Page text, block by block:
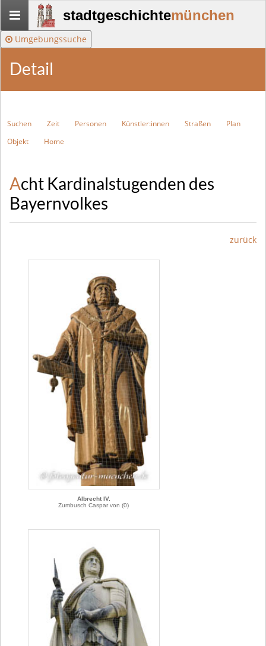
Stadtgeschichte-
München
stadtgeschichtemünchen
Umgebungssuche
Detail
Suchen Zeit Personen Künstler:innen Straßen
Plan
Objekt
Home
Acht Kardinalstugenden des
Bayernvolkes
zurück
Albrecht IV.
Zumbusch Caspar von (0)